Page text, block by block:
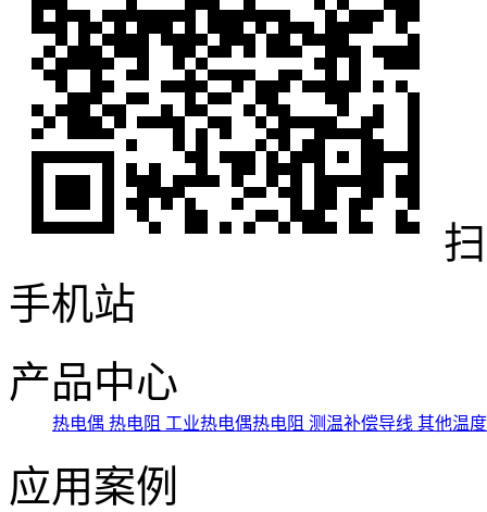
手机站
产品中心
热电偶 热电阻 工业热电偶热电阻 测温补偿导线 其他温
应用案例